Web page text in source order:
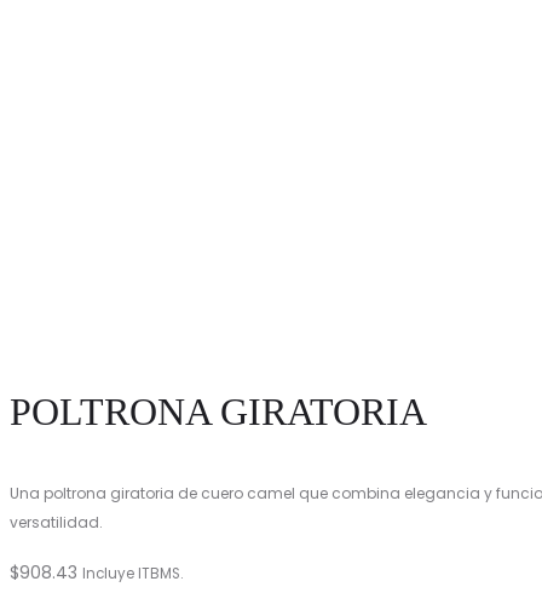
POLTRONA GIRATORIA
Una poltrona giratoria de cuero camel que combina elegancia y
versatilidad.
$908.43 Incluye ITBMS.